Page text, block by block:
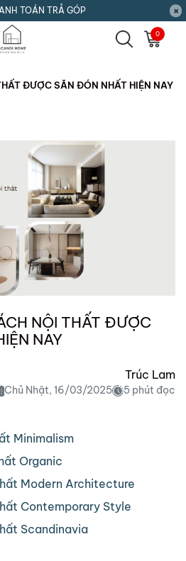
TOÁN TRẢ GÓP
0
ĐƯỢC SĂN ĐÓN NHẤT HIỆN NAY
NỘI THẤT ĐƯỢC
NAY
Trúc Lam
Chủ Nhật, 16/03/2025 5 phút đọc
Minimalism
Organic
Modern Architecture
Contemporary Style
Scandinavia